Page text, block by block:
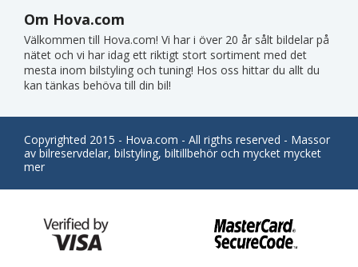
Om Hova.com
Välkommen till Hova.com! Vi har i över 20 år sålt bildelar på
nätet och vi har idag ett riktigt stort sortiment med det
mesta inom bilstyling och tuning! Hos oss hittar du allt du
kan tänkas behöva till din bil!
Copyrighted 2015 - Hova.com - All rigths reserved - Massor
av bilreservdelar, bilstyling, biltillbehör och mycket mycket
mer